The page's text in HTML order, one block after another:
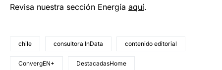
Revisa nuestra sección Energía aquí.
chile consultora InData contenido editorial
ConvergEN+ DestacadasHome